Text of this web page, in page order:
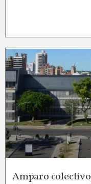
Amparo